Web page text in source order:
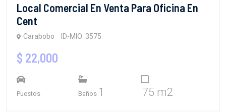
Local Comercial En Venta Para Oficina En
Cent
Carabobo ID-MIO: 3575
$ 22,000
Puestos Baños 1 75 m2